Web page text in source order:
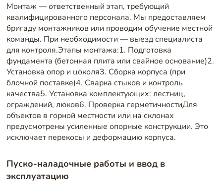
Монтаж — ответственный этап, требующий
квалифицированного персонала. Мы предоставляем
бригаду монтажников или проводим обучение местной
команды. При необходимости — выезд специалиста
для контроля.Этапы монтажа:1. Подготовка
фундамента (бетонная плита или свайное основание)2.
Установка опор и цоколя3. Сборка корпуса (при
блочной поставке)4. Сварка стыков и контроль
качества5. Установка комплектующих: лестниц,
ограждений, люков6. Проверка герметичностиДля
объектов в горной местности или на склонах
предусмотрены усиленные опорные конструкции. Это
исключает перекосы и деформацию корпуса.
Пуско-наладочные работы и ввод в
эксплуатацию